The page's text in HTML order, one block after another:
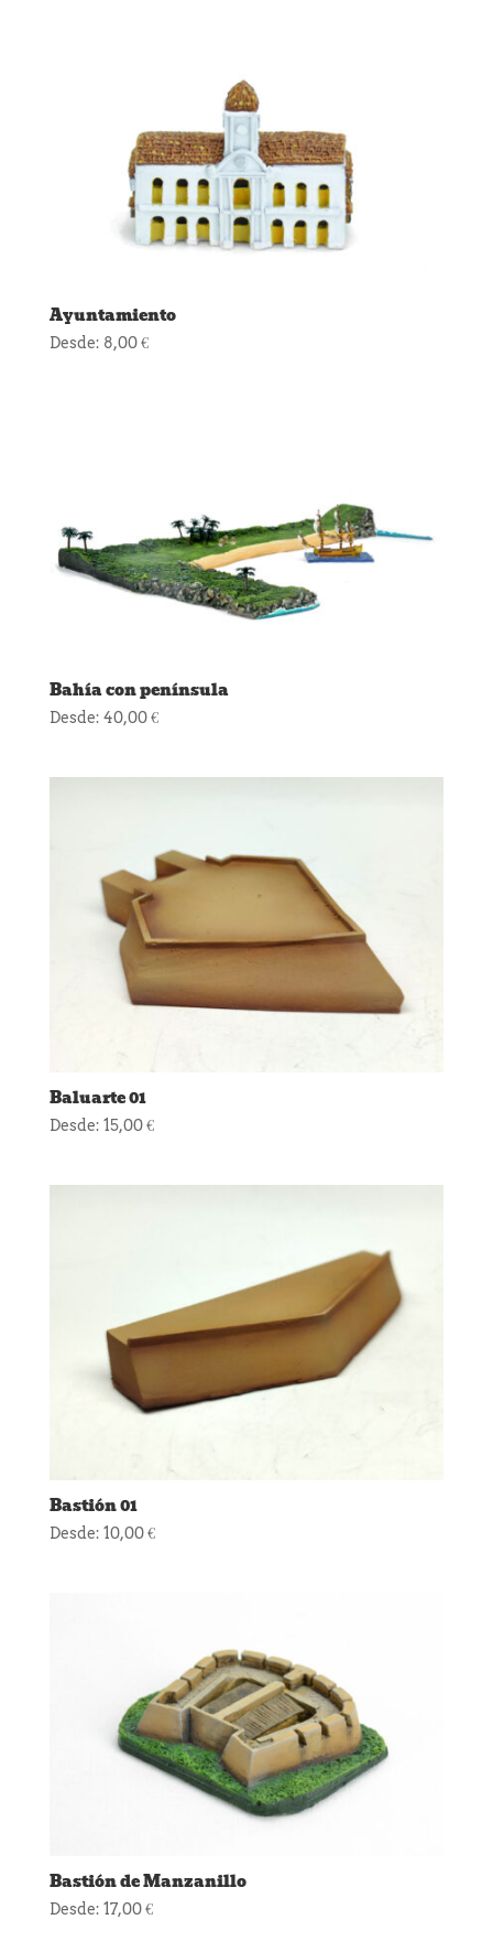
Ayuntamiento
Desde: 8,00€
Bahía con península
Desde: 40,00€
Baluarte 01
Desde: 15,00€
Bastión 01
Desde: 10,00€
Bastión de Manzanillo
Desde: 17,00€